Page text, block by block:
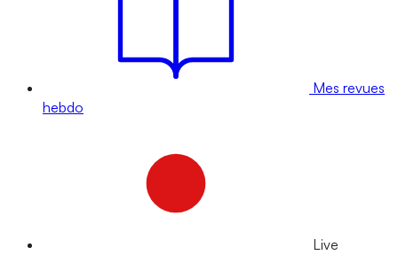
Mes revues
hebdo
Live